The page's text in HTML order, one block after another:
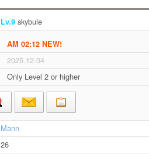
Lv.9 skybule
AM 02:12 NEW!
2025.12.04
Only Level 2 or higher
Mann
26